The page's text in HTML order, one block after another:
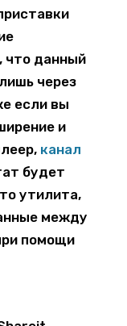
что данный
через
если вы
и
канал
будет
утилита,
между
помощи